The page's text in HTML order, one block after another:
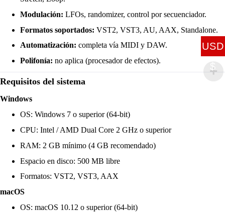
Modulación: LFOs, randomizer, control por secuenciador.
Formatos soportados: VST2, VST3, AU, AAX, Standalone.
Automatización: completa vía MIDI y DAW.
Polifonía: no aplica (procesador de efectos).
Requisitos del sistema
Windows
OS: Windows 7 o superior (64-bit)
CPU: Intel / AMD Dual Core 2 GHz o superior
RAM: 2 GB mínimo (4 GB recomendado)
Espacio en disco: 500 MB libre
Formatos: VST2, VST3, AAX
macOS
OS: macOS 10.12 o superior (64-bit)
USD
$